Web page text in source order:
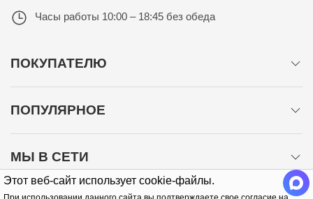
Этот веб-сайт использует cookie-файлы.
Часы работы 10:00 – 18:45 без обеда
ПОКУПАТЕЛЮ
ПОПУЛЯРНОЕ
МЫ В СЕТИ